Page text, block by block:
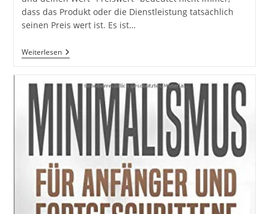
dass das Produkt oder die Dienstleistung tatsächlich
seinen Preis wert ist. Es ist…
WeiterlesenPreiswert
Ist
Den
Preis
Nicht
Wert:
Achte
Auf
Qualität
Und
Deinen
Wert
#GedankenZumLeben